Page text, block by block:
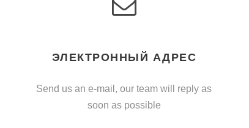
ЭЛЕКТРОННЫЙ АДРЕС
Send us an e-mail, our team will reply as
soon as possible